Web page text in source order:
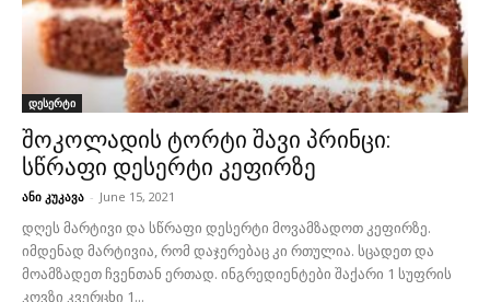
დესერტი
შოკოლადის ტორტი შავი პრინცი:
სწრაფი დესერტი კეფირზე
ანი კუკავა - June 15, 2021
დღეს მარტივი და სწრაფი დესერტი მოვამზადოთ კეფირზე.
იმდენად მარტივია, რომ დაჯერებაც კი რთულია. სცადეთ და
მოამზადეთ ჩვენთან ერთად. ინგრედიენტები შაქარი 1 სუფრის
კოვზი კვერცხი 1...